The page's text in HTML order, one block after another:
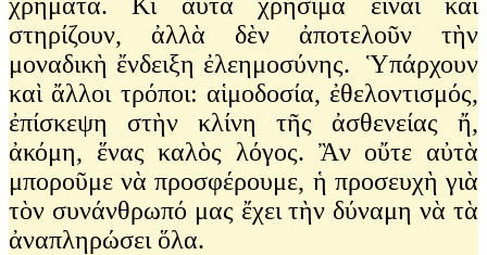
στηρίζουν, ἀλλὰ δὲν ἀποτελοῦν τὴν
μοναδικὴ ἔνδειξη ἐλεημοσύνης. Ὑπάρχουν
καὶ ἄλλοι τρόποι: αἱμοδοσία, ἐθελοντισμός,
ἐπίσκεψη στὴν κλίνη τῆς ἀσθενείας ἤ,
ἀκόμη, ἕνας καλὸς λόγος. Ἂν οὔτε αὐτὰ
μποροῦμε νὰ προσφέρουμε, ἡ προσευχὴ γιὰ
τὸν συνάνθρωπό μας ἔχει τὴν δύναμη νὰ τὰ
ἀναπληρώσει ὅλα.